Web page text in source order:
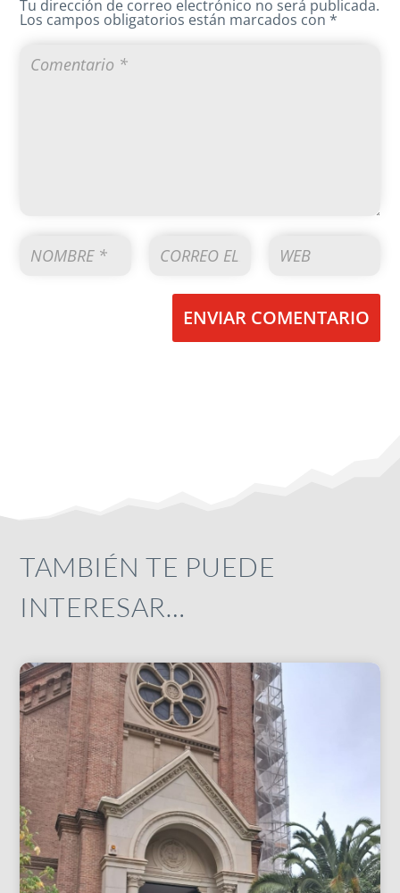
Tu dirección de correo electrónico no será publicada.
Los campos obligatorios están marcados con*
ENVIAR COMENTARIO
TAMBIÉN TE PUEDE
INTERESAR…